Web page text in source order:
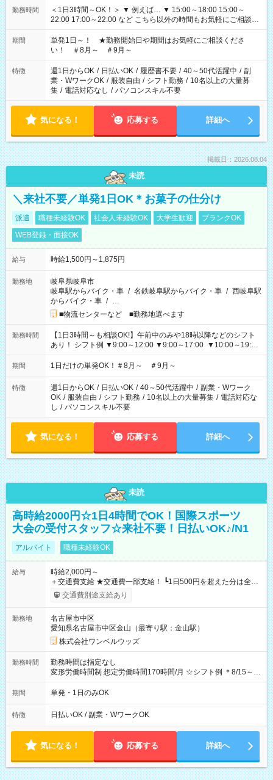
勤務時間
＜1日3時間～OK！＞ ▼ 例えば… ▼ 15:00～18:00 15:00～
22:00 17:00～22:00 など こちら以外の時間もお気軽にご相談く
ださい！
期間
単発1日～！ ★勤務開始日や期間はお気軽にご相談くださ
い！ ＃8月～ ＃9月～
特徴 週1日からOK / 日払いOK / 履歴書不要 / 40～50代活躍中 / 副
業・WワークOK / 服装自由 / シフト勤務 / 10名以上の大量募
集 / 電話対応なし / パソコンスキル不要
気になる！ 応募する 詳細へ
掲載日：2026.08.04
未読
＼来社不要／単発1日OK＊お菓子の仕分け
派遣 職種未経験OK 社会人未経験OK 大学生歓迎
ブランクOK
WEB登録・面接OK
給与 時給1,500円～1,875円
勤務地
岐阜県岐阜市
岐阜駅からバイク・車 / 名鉄岐阜駅からバイク・車 / 西岐阜駅
からバイク・車 / …
■物流センターなど ■勤務地選べます
勤務時間
【1日3時間～も相談OK!】午前中のみや18時以降などのシフト
あり！ シフト例 ▼9:00～12:00 ▼9:00～17:00 ▼10:00～19:00
▼18:00～21:00
期間 1日だけの単発OK！＃8月～ ＃9月～
特徴 週1日からOK / 日払いOK / 40～50代活躍中 / 副業・Wワーク
OK / 服装自由 / シフト勤務 / 10名以上の大量募集 / 電話対応な
し / パソコンスキル不要
気になる！ 応募する 詳細へ
未読
高時給2000円☆1日4時間でOK！国際スポーツ
大会の受付スタッフ☆来社不要！日払いOK♪/N1
アルバイト 職種未経験OK
給与
時給2,000円～
＋交通費支給 ★交通費一部支給！ ┗1日500円を超えた分は全額
支給！ ※往復500円以内の方は自己負担となります ★日払い
OK！（規定あり） ┗働いたその日に現金GET♪ お仕事後はコン
期間なし
交通費別途支給あり
勤務地
名古屋市中区
愛知県名古屋市中区金山（最寄り駅：金山駅）
株式会社ワンベルウッズ
勤務時間
勤務時間は指定なし
変形労働時間制 想定労働時間170時間/月 ☆シフト例 ＊8/15～
10/26 全日共通 08：00～12：00 17：00～21：00 ＊8/31
～9/19のみ下記シフトもあります！ 12：00～16：00 ＊9/6～
00
期間 単発・1日のみOK
特徴 日払いOK / 副業・WワークOK
気になる！ 応募する 詳細へ